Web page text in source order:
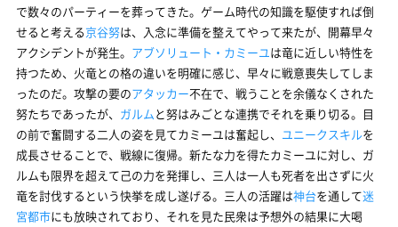
で数々のパーティーを葬ってきた。ゲーム時代の知識を駆使すれば倒
せると考える京谷努は、入念に準備を整えてやって来たが、開幕早々
アクシデントが発生。 アブソリュート・カミーユは竜に近しい特性を
持つため、火竜との格の違いを明確に感じ、早々に戦意喪失してしま
ったのだ。攻撃の要のアタッカー不在で、戦うことを余儀なくされた
努たちであったが、 ガルムと努はみごとな連携でそれを乗り切る。目
の前で奮闘する二人の姿を見てカミーユは奮起し、 ユニークスキルを
成長させることで、戦線に復帰。新たな力を得たカミーユに対し、ガ
ルムも限界を超えて己の力を発揮し、三人は一人も死者を出さずに火
竜を討伐するという快挙を成し遂げる。三人の活躍は神台を通して迷
宮都市にも放映されており、それを見た民衆は予想外の結果に大喝